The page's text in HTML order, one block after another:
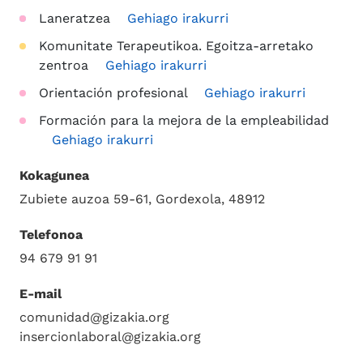
Laneratzea
Gehiago irakurri
Komunitate Terapeutikoa. Egoitza-arretako
zentroa
Gehiago irakurri
Orientación profesional
Gehiago irakurri
Formación para la mejora de la empleabilidad
Gehiago irakurri
Kokagunea
Zubiete auzoa 59-61, Gordexola, 48912
Telefonoa
94 679 91 91
E-mail
comunidad@gizakia.org
insercionlaboral@gizakia.org